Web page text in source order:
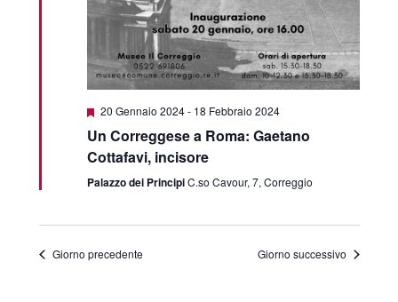
Segnalati
20 Gennaio 2024- 18 Febbraio 2024
Un Correggese a Roma: Gaetano
Cottafavi, incisore
Palazzo dei PrincipiC.so Cavour, 7, Correggio
Giorno precedente Giorno successivo